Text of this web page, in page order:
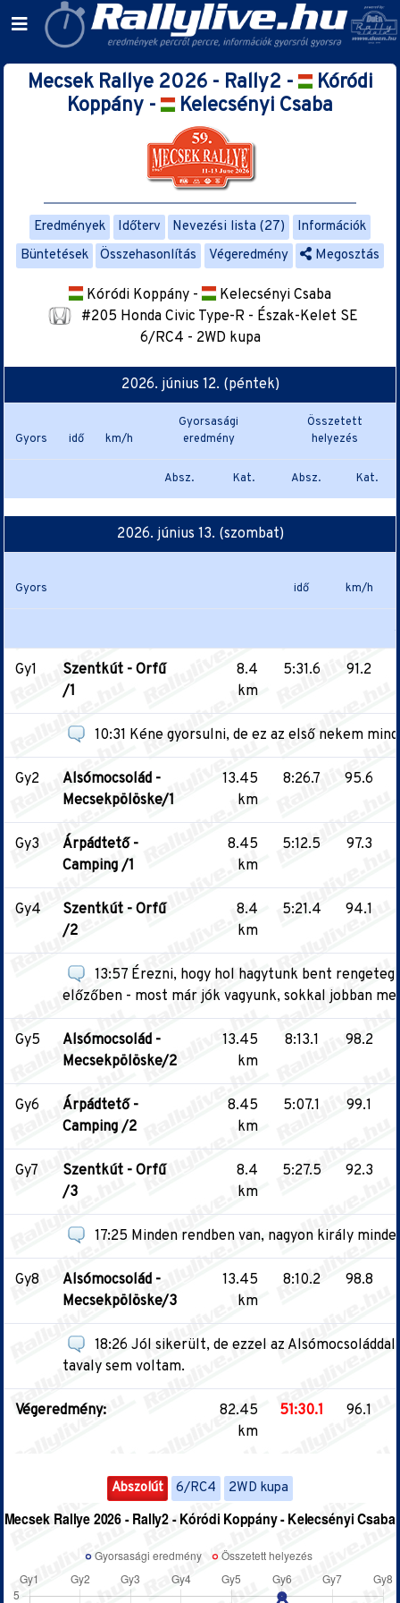
Mecsek Rallye 2026 - Rally2 -
Kóródi
Koppány -
Kelecsényi Csaba
Eredmények Időterv Nevezési lista (27)
Információk
Büntetések
Összehasonlítás Végeredmény Megosztás
Kóródi Koppány -
Kelecsényi Csaba
#205 Honda Civic Type-R - Észak-Kelet SE
6/RC4 - 2WD kupa
2026. június 12. (péntek)
Gyors idő km/h
Gyorsasági
eredmény
Összetett
helyezés
Absz. Kat. Absz. Kat.
2026. június 13. (szombat)
Gyors idő km/h
Gy1
Szentkút - Orfű
/1
8.4
km
5:31.6 91.2
10:31 Kéne gyorsulni, de ez az első nekem
Gy2
Alsómocsolád -
Mecsekpölöske/1
13.45
km
8:26.7 95.6
Gy3
Árpádtető -
Camping /1
8.45
km
5:12.5 97.3
Gy4
Szentkút - Orfű
/2
8.4
km
5:21.4 94.1
13:57 Érezni, hogy hol hagytunk bent rengeteg
előzőben - most már jók vagyunk, sokkal jobban
Gy5
Alsómocsolád -
Mecsekpölöske/2
13.45
km
8:13.1 98.2
Gy6
Árpádtető -
Camping /2
8.45
km
5:07.1 99.1
Gy7
Szentkút - Orfű
/3
8.4
km
5:27.5 92.3
17:25 Minden rendben van, nagyon király
Gy8
Alsómocsolád -
Mecsekpölöske/3
13.45
km
8:10.2 98.8
18:26 Jól sikerült, de ezzel az
tavaly sem voltam.
Végeredmény:
82.45
km
51:30.1 96.1
Abszolút 6/RC4 2WD kupa